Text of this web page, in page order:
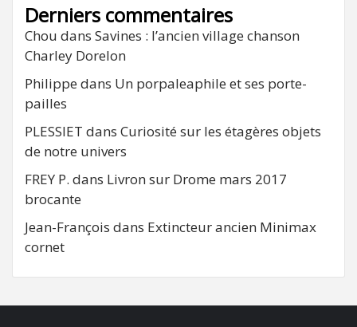
Derniers commentaires
Chou dans Savines : l’ancien village chanson
Charley Dorelon
Philippe dans Un porpaleaphile et ses porte-
pailles
PLESSIET dans Curiosité sur les étagères objets
de notre univers
FREY P. dans Livron sur Drome mars 2017
brocante
Jean-François dans Extincteur ancien Minimax
cornet